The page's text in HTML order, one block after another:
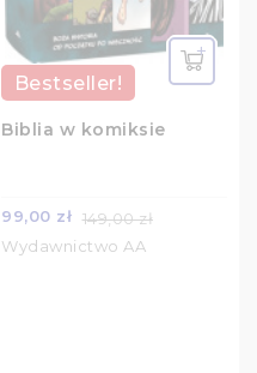
-50,00 ZŁ
Bestseller!
Biblia w komiksie
99,00 zł 149,00 zł
Wydawnictwo AA